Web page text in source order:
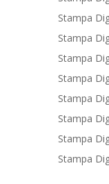
Stampa
Stampa
Stampa
Stampa
Stampa
Stampa
Stampa
Stampa